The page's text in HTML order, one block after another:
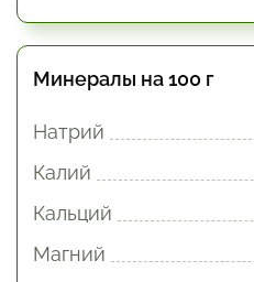
Минералы на 100 г
Натрий
Калий
Кальций
Магний